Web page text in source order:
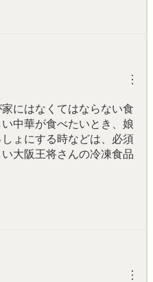
︙
にはなくてはならない食
中華が食べたいとき、娘
ょにする時などは、必須
大阪王将さんの冷凍食品
︙